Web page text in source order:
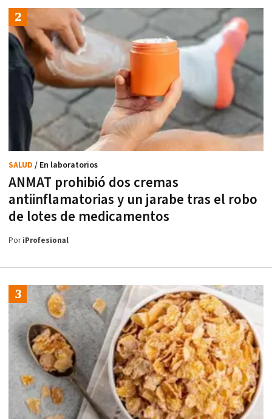
ANMAT prohibió dos cremas
antiinflamatorias y un jarabe tras el robo
de lotes de medicamentos
SALUD / En laboratorios
PoriProfesional